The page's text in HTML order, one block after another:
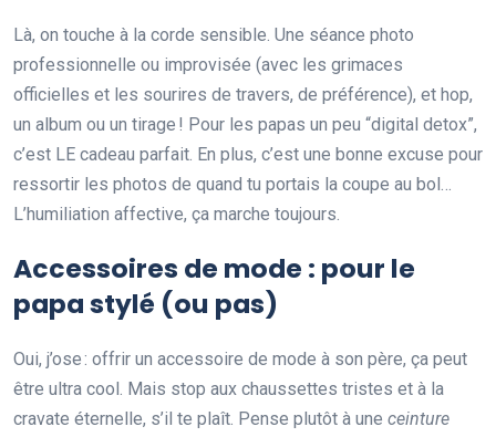
Là, on touche à la corde sensible. Une séance photo
professionnelle ou improvisée (avec les grimaces
officielles et les sourires de travers, de préférence), et hop,
un album ou un tirage ! Pour les papas un peu “digital detox”,
c’est LE cadeau parfait. En plus, c’est une bonne excuse pour
ressortir les photos de quand tu portais la coupe au bol…
L’humiliation affective, ça marche toujours.
Accessoires de mode : pour le
papa stylé (ou pas)
Oui, j’ose : offrir un accessoire de mode à son père, ça peut
être ultra cool. Mais stop aux chaussettes tristes et à la
cravate éternelle, s’il te plaît. Pense plutôt à une ceinture